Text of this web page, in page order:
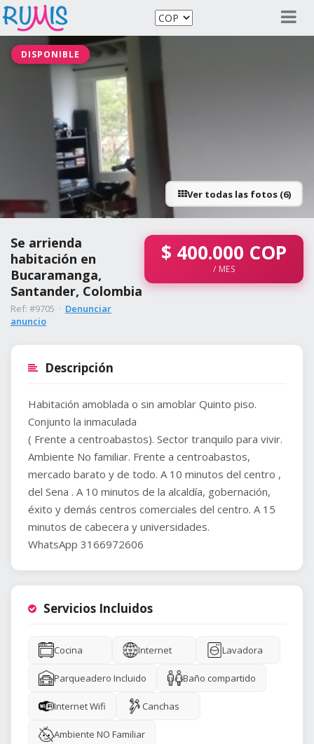
DISPONIBLE
Ver todas las fotos (6)
Se arrienda
habitación en
Bucaramanga,
Santander, Colombia
Ref: #9705 · Denunciar
anuncio
$ 400.000 COP
/ MES
Descripción
Habitación amoblada o sin amoblar Quinto piso.
Conjunto la inmaculada
( Frente a centroabastos). Sector tranquilo para vivir.
Ambiente No familiar. Frente a centroabastos,
mercado barato y de todo. A 10 minutos del centro ,
del Sena . A 10 minutos de la alcaldía, gobernación,
éxito y demás centros comerciales del centro. A 15
minutos de cabecera y universidades.
WhatsApp 3166972606
Servicios Incluidos
Cocina Internet Lavadora
Parqueadero Incluido Baño compartido
Internet Wifi Canchas
Ambiente NO Familiar